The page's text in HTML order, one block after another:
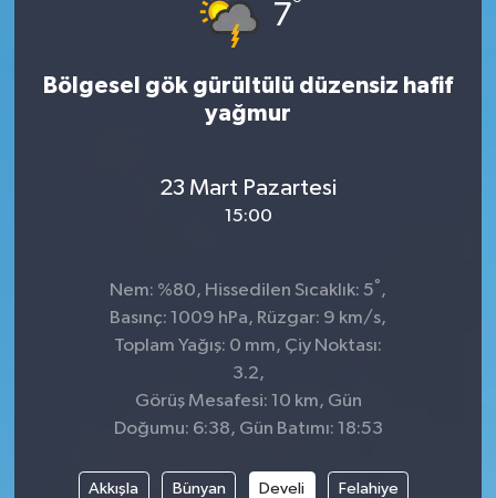
7°
Bölgesel gök gürültülü düzensiz hafif
yağmur
23 Mart Pazartesi
15:00
Nem: %80, Hissedilen Sıcaklık: 5° ,
Basınç: 1009 hPa, Rüzgar: 9 km/s,
Toplam Yağış: 0 mm, Çiy Noktası:
3.2,
Görüş Mesafesi: 10 km, Gün
Doğumu: 6:38, Gün Batımı: 18:53
Akkışla Bünyan Develi Felahiye